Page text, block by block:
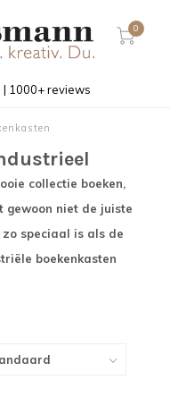
0
collectie boeken,
gewoon niet de juiste
zo speciaal is als de
boekenkasten